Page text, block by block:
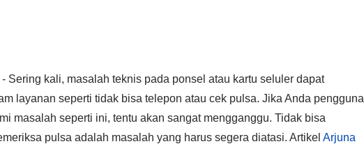
- Sering kali, masalah teknis pada ponsel atau kartu seluler dapat
layanan seperti tidak bisa telepon atau cek pulsa. Jika Anda pengguna
masalah seperti ini, tentu akan sangat mengganggu. Tidak bisa
pulsa adalah masalah yang harus segera diatasi. Artikel Arjuna